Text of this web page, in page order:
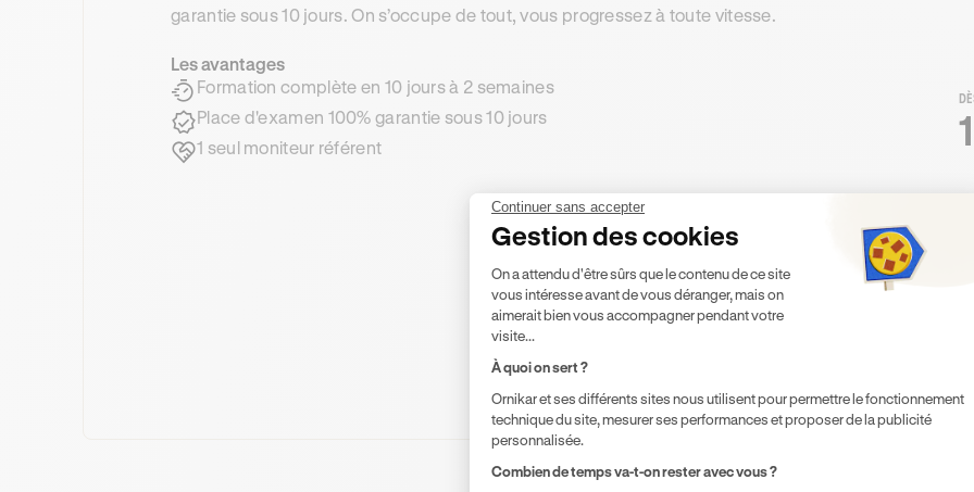
garantie sous 10 jours. On s’occupe de tout, vous progressez à toute vitesse.
Les avantages
Formation complète en 10 jours à 2 semaines
Place d'examen 100% garantie sous 10 jours
1 seul moniteur référent
Continuer sans accepter
Gestion des cookies
Plateforme de Gestion du
On a attendu d'être sûrs que le contenu de ce site
vous intéresse avant de vous déranger, mais on
aimerait bien vous accompagner pendant votre
visite...
À quoi on sert ?
Ornikar et ses différents sites nous utilisent pour permettre le fonctionnement
technique du site, mesurer ses performances et proposer de la publicité
personnalisée.
Combien de temps va-t-on rester avec vous ?
Axeptio consent